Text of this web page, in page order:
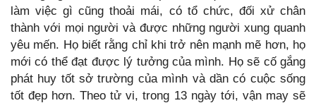
làm việc gì cũng thoải mái, có tổ chức, đối xử chân
thành với mọi người và được những người xung quanh
yêu mến. Họ biết rằng chỉ khi trở nên mạnh mẽ hơn, họ
mới có thể đạt được lý tưởng của mình. Họ sẽ cố gắng
phát huy tốt sở trường của mình và dần có cuộc sống
tốt đẹp hơn. Theo tử vi, trong 13 ngày tới, vận may sẽ